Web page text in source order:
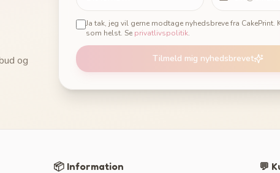
og
Ja tak, jeg vil gerne modtage nyhedsbreve fra CakePrint.
som helst. Se privatlivspolitik.
Tilmeld mig nyhedsbrevet
📦 Information 💬